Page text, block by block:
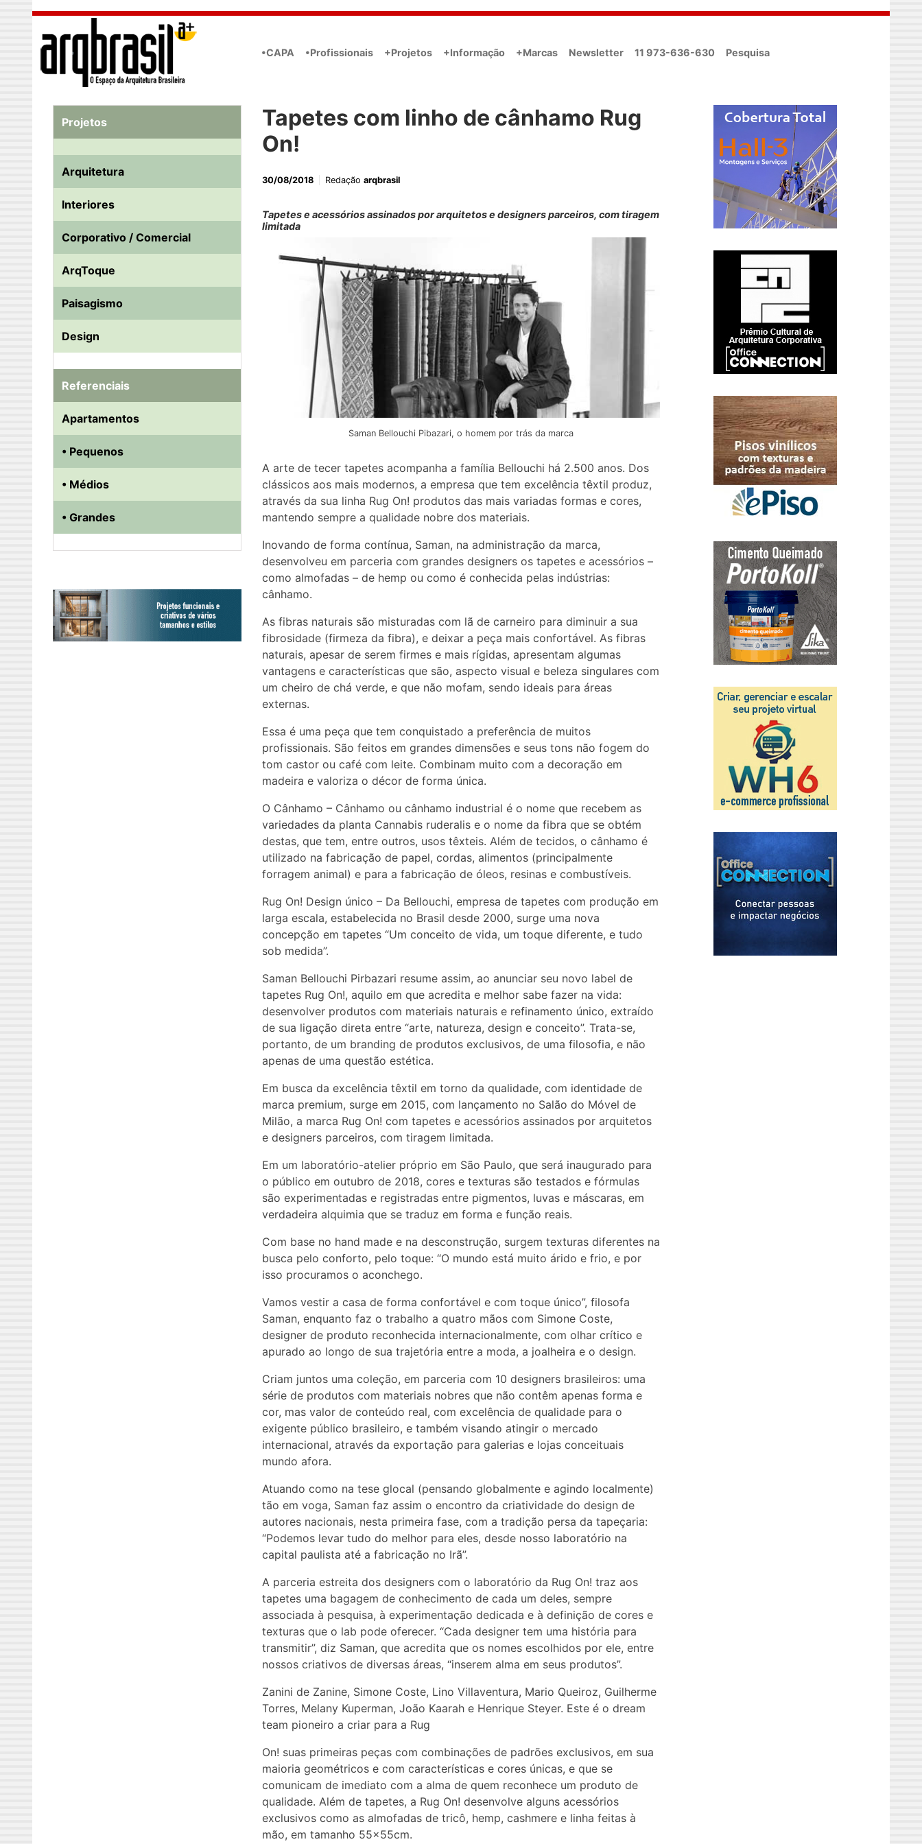
Skip to main content
•CAPA •Profissionais +Projetos +Informação +Marcas Newsletter 11 973-636-630 Pesquisa
Tapetes com linho de cânhamo Rug
On!
30/08/2018 Redação arqbrasil
Tapetes e acessórios assinados por arquitetos e designers parceiros, com tiragem
limitada
Saman Bellouchi Pibazari, o homem por trás da marca
A arte de tecer tapetes acompanha a família Bellouchi há 2.500 anos. Dos
clássicos aos mais modernos, a empresa que tem excelência têxtil produz,
através da sua linha Rug On! produtos das mais variadas formas e cores,
mantendo sempre a qualidade nobre dos materiais.
Inovando de forma contínua, Saman, na administração da marca,
desenvolveu em parceria com grandes designers os tapetes e acessórios –
como almofadas – de hemp ou como é conhecida pelas indústrias:
cânhamo.
As fibras naturais são misturadas com lã de carneiro para diminuir a sua
fibrosidade (firmeza da fibra), e deixar a peça mais confortável. As fibras
naturais, apesar de serem firmes e mais rígidas, apresentam algumas
vantagens e características que são, aspecto visual e beleza singulares com
um cheiro de chá verde, e que não mofam, sendo ideais para áreas
externas.
Essa é uma peça que tem conquistado a preferência de muitos
profissionais. São feitos em grandes dimensões e seus tons não fogem do
tom castor ou café com leite. Combinam muito com a decoração em
madeira e valoriza o décor de forma única.
O Cânhamo – Cânhamo ou cânhamo industrial é o nome que recebem as
variedades da planta Cannabis ruderalis e o nome da fibra que se obtém
destas, que tem, entre outros, usos têxteis. Além de tecidos, o cânhamo é
utilizado na fabricação de papel, cordas, alimentos (principalmente
forragem animal) e para a fabricação de óleos, resinas e combustíveis.
Rug On! Design único – Da Bellouchi, empresa de tapetes com produção em
larga escala, estabelecida no Brasil desde 2000, surge uma nova
concepção em tapetes “Um conceito de vida, um toque diferente, e tudo
sob medida”.
Saman Bellouchi Pirbazari resume assim, ao anunciar seu novo label de
tapetes Rug On!, aquilo em que acredita e melhor sabe fazer na vida:
desenvolver produtos com materiais naturais e refinamento único, extraído
de sua ligação direta entre “arte, natureza, design e conceito”. Trata-se,
portanto, de um branding de produtos exclusivos, de uma filosofia, e não
apenas de uma questão estética.
Em busca da excelência têxtil em torno da qualidade, com identidade de
marca premium, surge em 2015, com lançamento no Salão do Móvel de
Milão, a marca Rug On! com tapetes e acessórios assinados por arquitetos
e designers parceiros, com tiragem limitada.
Em um laboratório-atelier próprio em São Paulo, que será inaugurado para
o público em outubro de 2018, cores e texturas são testados e fórmulas
são experimentadas e registradas entre pigmentos, luvas e máscaras, em
verdadeira alquimia que se traduz em forma e função reais.
Com base no hand made e na desconstrução, surgem texturas diferentes na
busca pelo conforto, pelo toque: “O mundo está muito árido e frio, e por
isso procuramos o aconchego.
Vamos vestir a casa de forma confortável e com toque único”, filosofa
Saman, enquanto faz o trabalho a quatro mãos com Simone Coste,
designer de produto reconhecida internacionalmente, com olhar crítico e
apurado ao longo de sua trajetória entre a moda, a joalheira e o design.
Criam juntos uma coleção, em parceria com 10 designers brasileiros: uma
série de produtos com materiais nobres que não contêm apenas forma e
cor, mas valor de conteúdo real, com excelência de qualidade para o
exigente público brasileiro, e também visando atingir o mercado
internacional, através da exportação para galerias e lojas conceituais
mundo afora.
Atuando como na tese glocal (pensando globalmente e agindo localmente)
tão em voga, Saman faz assim o encontro da criatividade do design de
autores nacionais, nesta primeira fase, com a tradição persa da tapeçaria:
“Podemos levar tudo do melhor para eles, desde nosso laboratório na
capital paulista até a fabricação no Irã”.
A parceria estreita dos designers com o laboratório da Rug On! traz aos
tapetes uma bagagem de conhecimento de cada um deles, sempre
associada à pesquisa, à experimentação dedicada e à definição de cores e
texturas que o lab pode oferecer. “Cada designer tem uma história para
transmitir”, diz Saman, que acredita que os nomes escolhidos por ele, entre
nossos criativos de diversas áreas, “inserem alma em seus produtos”.
Zanini de Zanine, Simone Coste, Lino Villaventura, Mario Queiroz, Guilherme
Torres, Melany Kuperman, João Kaarah e Henrique Steyer. Este é o dream
team pioneiro a criar para a Rug
On! suas primeiras peças com combinações de padrões exclusivos, em sua
maioria geométricos e com características e cores únicas, e que se
comunicam de imediato com a alma de quem reconhece um produto de
qualidade. Além de tapetes, a Rug On! desenvolve alguns acessórios
exclusivos como as almofadas de tricô, hemp, cashmere e linha feitas à
mão, em tamanho 55x55cm.
Projetos
Arquitetura
Interiores
Corporativo / Comercial
ArqToque
Paisagismo
Design
Referenciais
Apartamentos
• Pequenos
• Médios
• Grandes